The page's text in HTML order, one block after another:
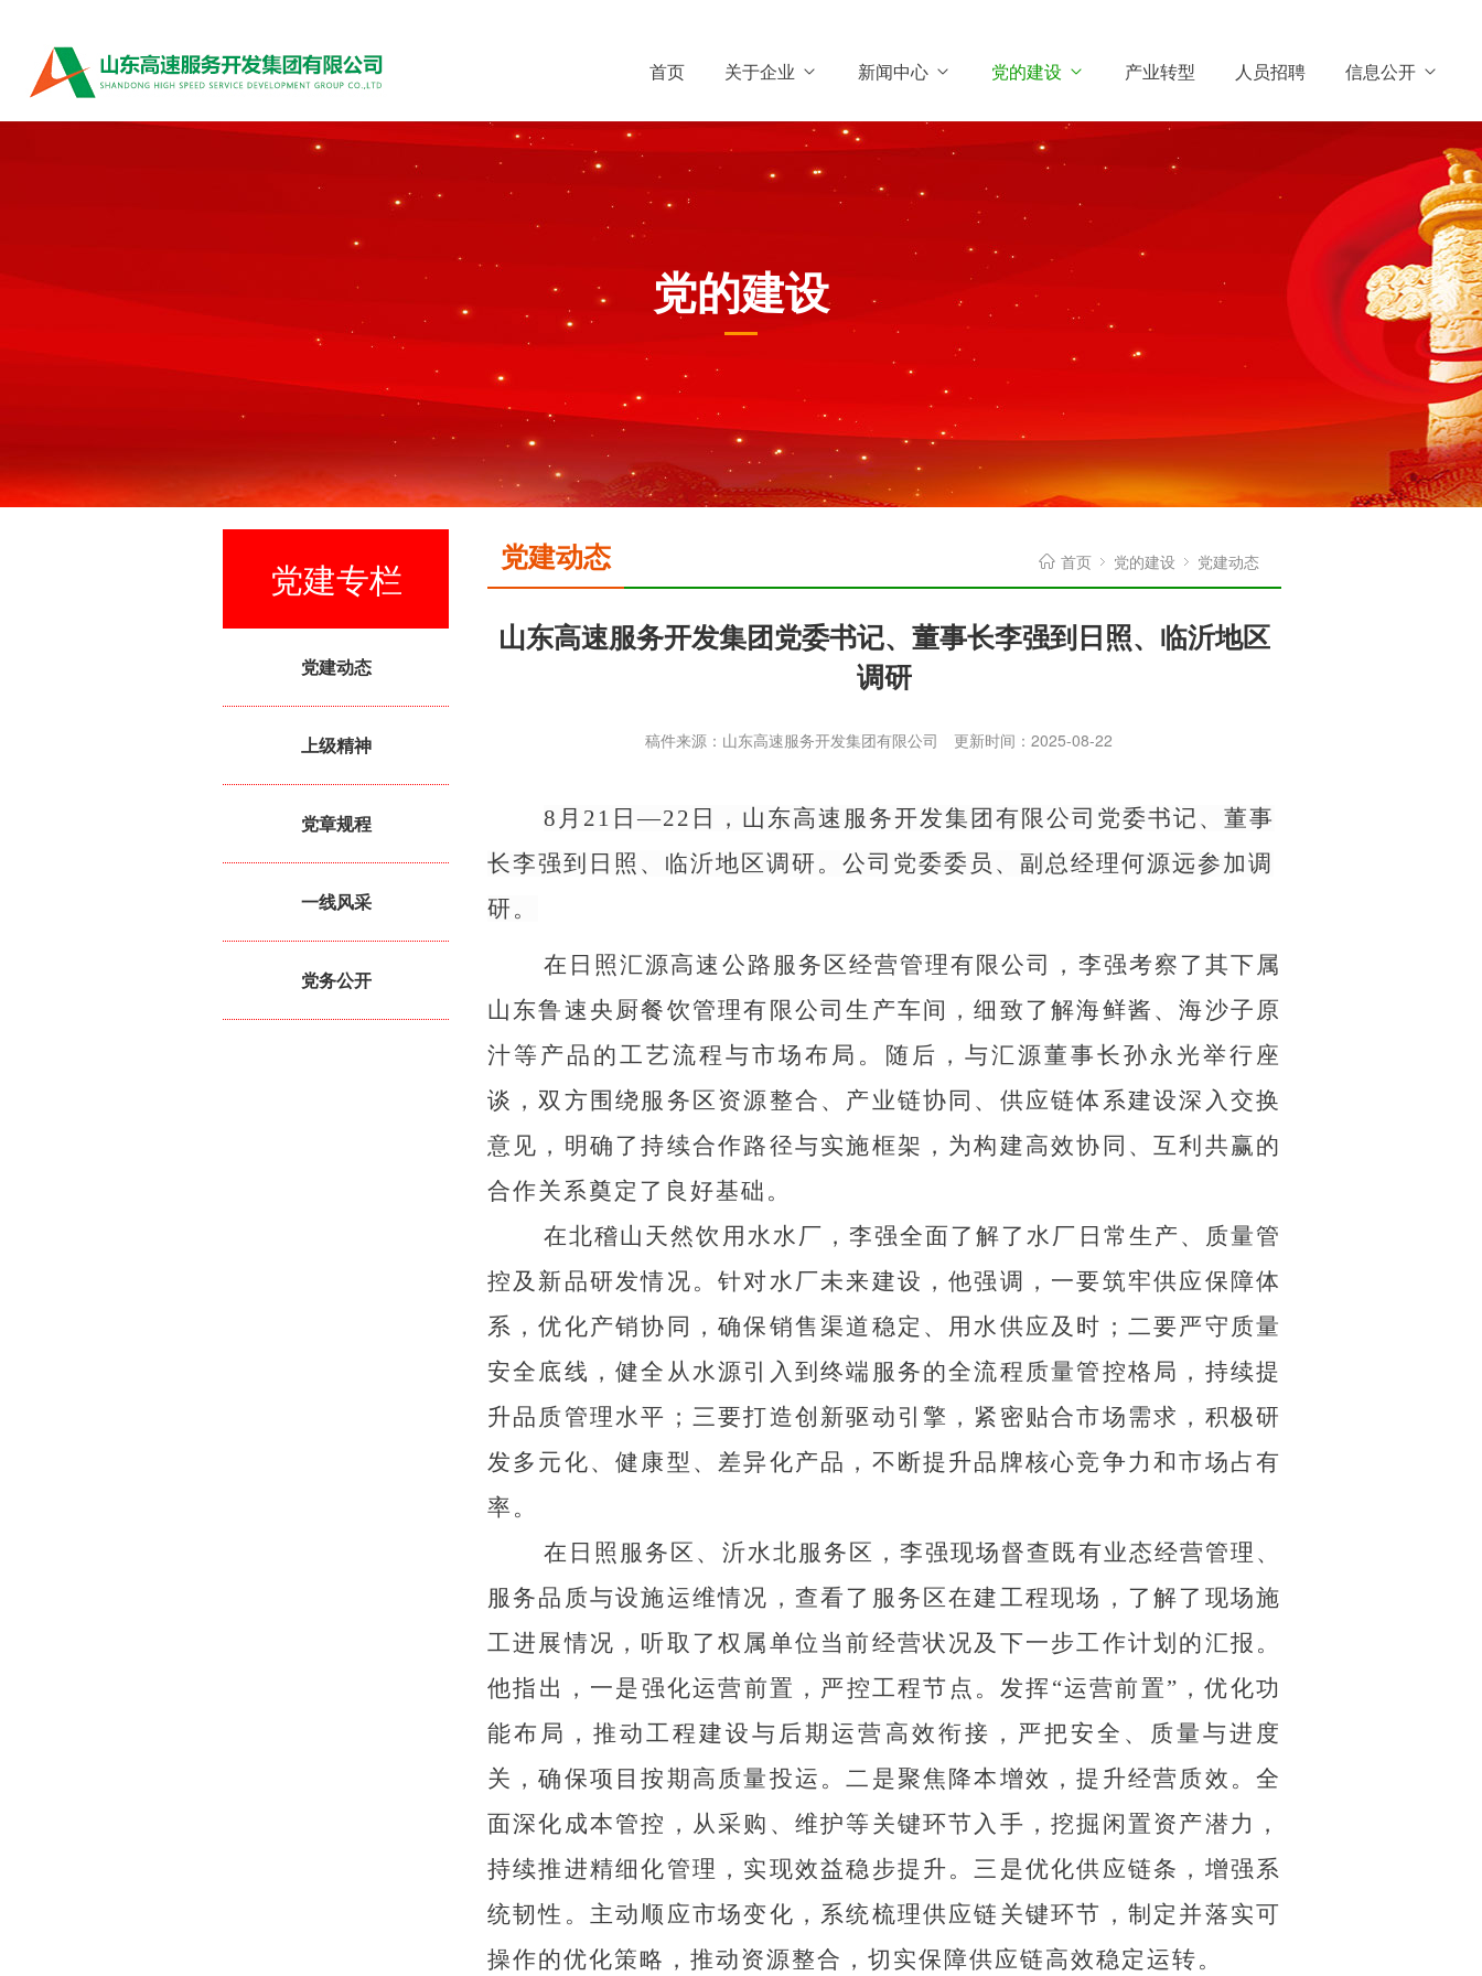
首页 关于企业 新闻中心 党的建设 产业转型 人员招聘 信息公开
党的建设
党建专栏
党建动态
上级精神
党章规程
一线风采
党务公开
党建动态 首页 党的建设 党建动态
山东高速服务开发集团党委书记、董事长李强到日照、临沂地区
调研
稿件来源：山东高速服务开发集团有限公司 更新时间：2025-08-22
8月21日—22日，山东高速服务开发集团有限公司党委书记、董事
长李强到日照、临沂地区调研。公司党委委员、副总经理何源远参加调
研。
在日照汇源高速公路服务区经营管理有限公司，李强考察了其下属
山东鲁速央厨餐饮管理有限公司生产车间，细致了解海鲜酱、海沙子原
汁等产品的工艺流程与市场布局。随后，与汇源董事长孙永光举行座
谈，双方围绕服务区资源整合、产业链协同、供应链体系建设深入交换
意见，明确了持续合作路径与实施框架，为构建高效协同、互利共赢的
合作关系奠定了良好基础。
在北稽山天然饮用水水厂，李强全面了解了水厂日常生产、质量管
控及新品研发情况。针对水厂未来建设，他强调，一要筑牢供应保障体
系，优化产销协同，确保销售渠道稳定、用水供应及时；二要严守质量
安全底线，健全从水源引入到终端服务的全流程质量管控格局，持续提
升品质管理水平；三要打造创新驱动引擎，紧密贴合市场需求，积极研
发多元化、健康型、差异化产品，不断提升品牌核心竞争力和市场占有
率。
在日照服务区、沂水北服务区，李强现场督查既有业态经营管理、
服务品质与设施运维情况，查看了服务区在建工程现场，了解了现场施
工进展情况，听取了权属单位当前经营状况及下一步工作计划的汇报。
他指出，一是强化运营前置，严控工程节点。发挥 “运营前置”，优化功
能布局，推动工程建设与后期运营高效衔接，严把安全、质量与进度
关，确保项目按期高质量投运。二是聚焦降本增效，提升经营质效。全
面深化成本管控，从采购、维护等关键环节入手，挖掘闲置资产潜力，
持续推进精细化管理，实现效益稳步提升。三是优化供应链条，增强系
统韧性。主动顺应市场变化，系统梳理供应链关键环节，制定并落实可
操作的优化策略，推动资源整合，切实保障供应链高效稳定运转。